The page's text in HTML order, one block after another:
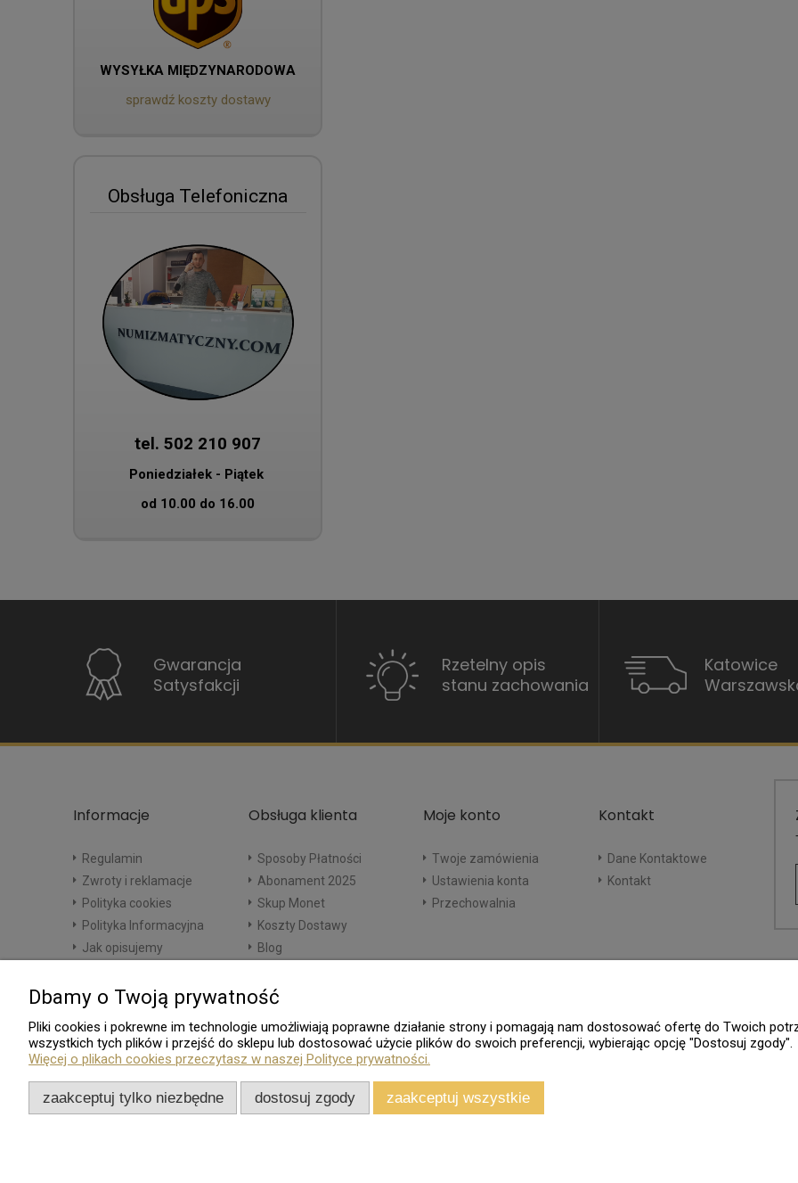
WYSYŁKA MIĘDZYNARODOWA
sprawdź koszty dostawy
Obsługa Telefoniczna
tel. 502 210 907
Poniedziałek - Piątek
od 10.00 do 16.00
Gwarancja
Satysfakcji
Rzetelny opis
stanu zachowania
Katowice
Informacje
Regulamin
Zwroty i reklamacje
Polityka cookies
Polityka Informacyjna
Jak opisujemy
Obsługa klienta
Sposoby Płatności
Abonament 2025
Skup Monet
Koszty Dostawy
Blog
Moje konto
Twoje zamówienia
Ustawienia konta
Przechowalnia
Kontakt
Dane Kontaktowe
Kontakt
Dbamy o Twoją prywatność
Pliki cookies i pokrewne im technologie umożliwiają poprawne działanie strony i pomagają nam dostosować ofertę do Twoich
wszystkich tych plików i przejść do sklepu lub dostosować użycie plików do swoich preferencji, wybierając opcję "Dostosuj zgody".
Więcej o plikach cookies przeczytasz w naszej Polityce prywatności.
zaakceptuj tylko niezbędne dostosuj zgody zaakceptuj wszystkie